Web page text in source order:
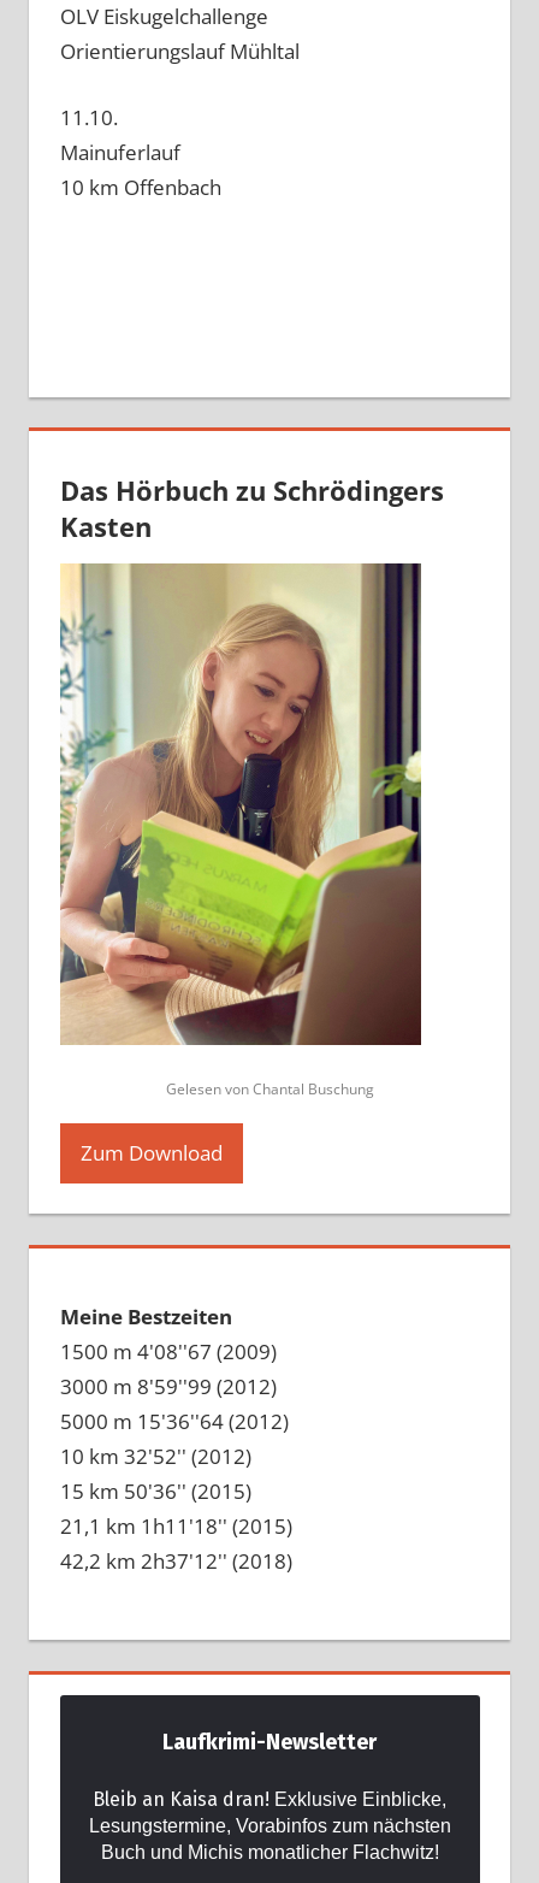
OLV Eiskugelchallenge
Orientierungslauf Mühltal
11.10.
Mainuferlauf
10 km Offenbach
Das Hörbuch zu Schrödingers
Kasten
Gelesen von Chantal Buschung
Zum Download
Meine Bestzeiten
1500 m 4'08''67 (2009)
3000 m 8'59''99 (2012)
5000 m 15'36''64 (2012)
10 km 32'52'' (2012)
15 km 50'36'' (2015)
21,1 km 1h11'18'' (2015)
42,2 km 2h37'12'' (2018)
Laufkrimi-Newsletter
Bleib an Kaisa dran! Exklusive Einblicke,
Lesungstermine, Vorabinfos zum nächsten
Buch und Michis monatlicher Flachwitz!